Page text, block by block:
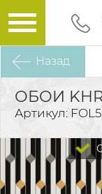
Назад
ОБОИ
Артикул: